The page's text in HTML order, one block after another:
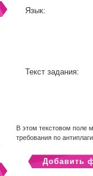
Язык:
Текст задания:
В этом текстовом поле
требования по
Добавить